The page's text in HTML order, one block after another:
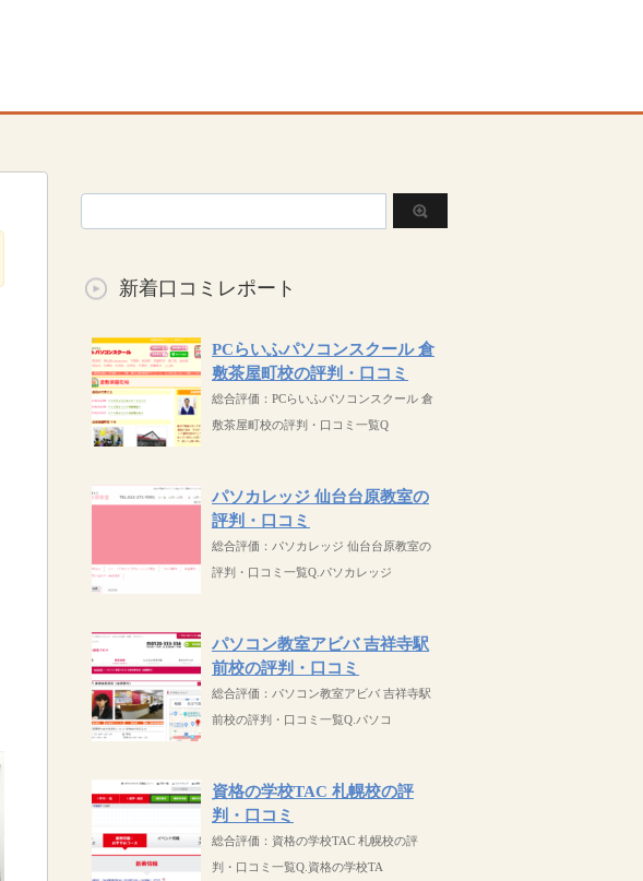
新着口コミレポート
PCらいふパソコンスクール 倉
敷茶屋町校の評判・口コミ
総合評価：PCらいふパソコンスクール 倉
敷茶屋町校の評判・口コミ一覧Q
パソカレッジ 仙台台原教室の
評判・口コミ
総合評価：パソカレッジ 仙台台原教室の
評判・口コミ一覧Q.パソカレッジ
パソコン教室アビバ 吉祥寺駅
前校の評判・口コミ
総合評価：パソコン教室アビバ 吉祥寺駅
前校の評判・口コミ一覧Q.パソコ
資格の学校TAC 札幌校の評
判・口コミ
総合評価：資格の学校TAC 札幌校の評
判・口コミ一覧Q.資格の学校TA